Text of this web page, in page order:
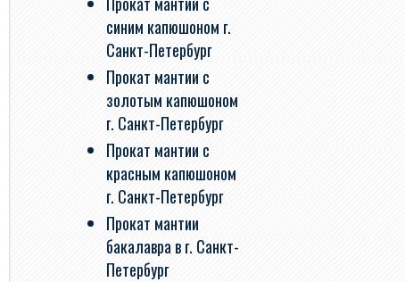
синим капюшоном г.
Санкт-Петербург
Прокат мантии с
золотым капюшоном
г. Санкт-Петербург
Прокат мантии с
красным капюшоном
г. Санкт-Петербург
Прокат мантии
бакалавра в г. Санкт-
Петербург